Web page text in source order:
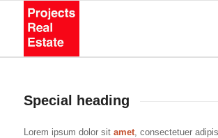
Special heading
Lorem ipsum dolor sit amet, consectetuer